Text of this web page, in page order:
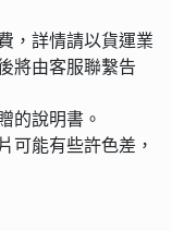
，詳情請以貨運業
將由客服聯繫告
的說明書。
可能有些許色差，